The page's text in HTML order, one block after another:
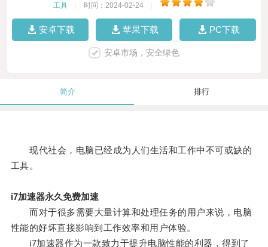
工具 时间：2024-02-24
安卓下载 苹果下载 PC下载
安卓市场，安全绿色
简介 排行
现代社会，电脑已经成为人们生活和工作中不可或缺的
工具。
i7加速器永久免费加速
而对于很多需要大量计算和处理任务的用户来说，电脑
性能的好坏直接影响到工作效率和用户体验。
i7加速器作为一款致力于提升电脑性能的利器，得到了